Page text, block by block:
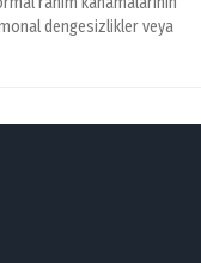
dengesizlikler veya